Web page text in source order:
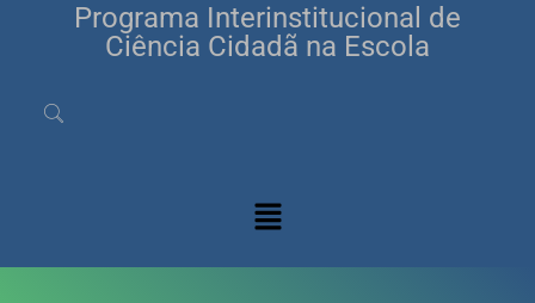
Programa Interinstitucional de
Ciência Cidadã na Escola